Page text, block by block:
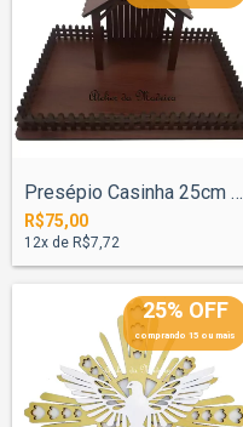
Presépio Casinha 25cm Base 35x49cm Pinta...
R$75,00
12x de R$7,72
25% OFF
comprando 15 ou mais